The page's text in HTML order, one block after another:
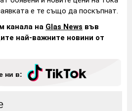
е те също да поскъпнат.
канала на Glas News във
най-важните новини от
ни в: